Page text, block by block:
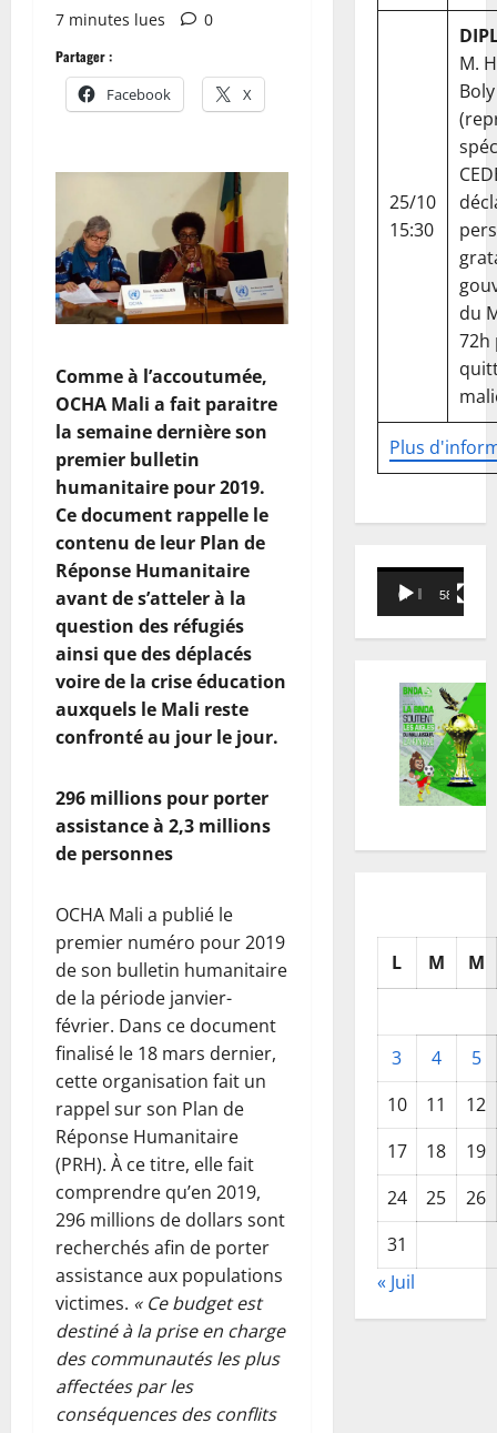
7 minutes lues
0
Partager :
Facebook X
Comme à l’accoutumée,
OCHA Mali a fait paraitre
la semaine dernière son
premier bulletin
humanitaire pour 2019.
Ce document rappelle le
contenu de leur Plan de
Réponse Humanitaire
avant de s’atteler à la
question des réfugiés
ainsi que des déplacés
voire de la crise éducation
auxquels le Mali reste
confronté au jour le jour.
296 millions pour porter
assistance à 2,3 millions
de personnes
OCHA Mali a publié le
premier numéro pour 2019
de son bulletin humanitaire
de la période janvier-
février. Dans ce document
finalisé le 18 mars dernier,
cette organisation fait un
rappel sur son Plan de
Réponse Humanitaire
(PRH). À ce titre, elle fait
comprendre qu’en 2019,
296 millions de dollars sont
recherchés afin de porter
assistance aux populations
victimes. « Ce budget est
destiné à la prise en charge
des communautés les plus
affectées par les
conséquences des conflits
Plus
25/10
15:30
M.
Boly
du
72h
Lecteur
vidéo
00:00 58:18
L M M
3 4
5
10
11
12
17
18
19
24
25
26
31
« Juil